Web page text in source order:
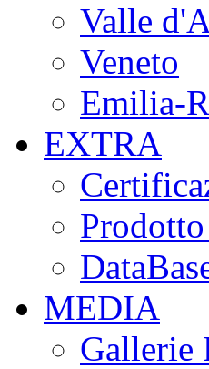
Valle
Veneto
Emilia-
EXTRA
MEDIA
Gallerie